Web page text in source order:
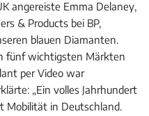
angereiste Emma Delaney,
& Products bei BP,
blauen Diamanten.
fünf wichtigsten Märkten
per Video war
„Ein volles Jahrhundert
Mobilität in Deutschland.